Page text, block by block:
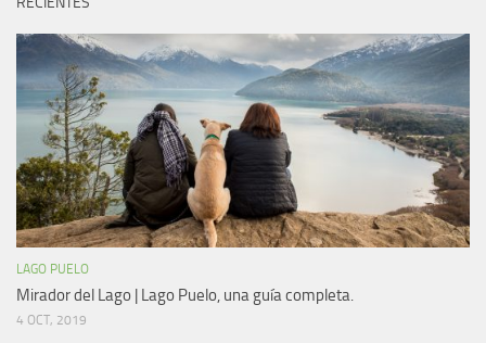
LAGO PUELO
Mirador del Lago | Lago Puelo, una guía completa.
4 OCT, 2019